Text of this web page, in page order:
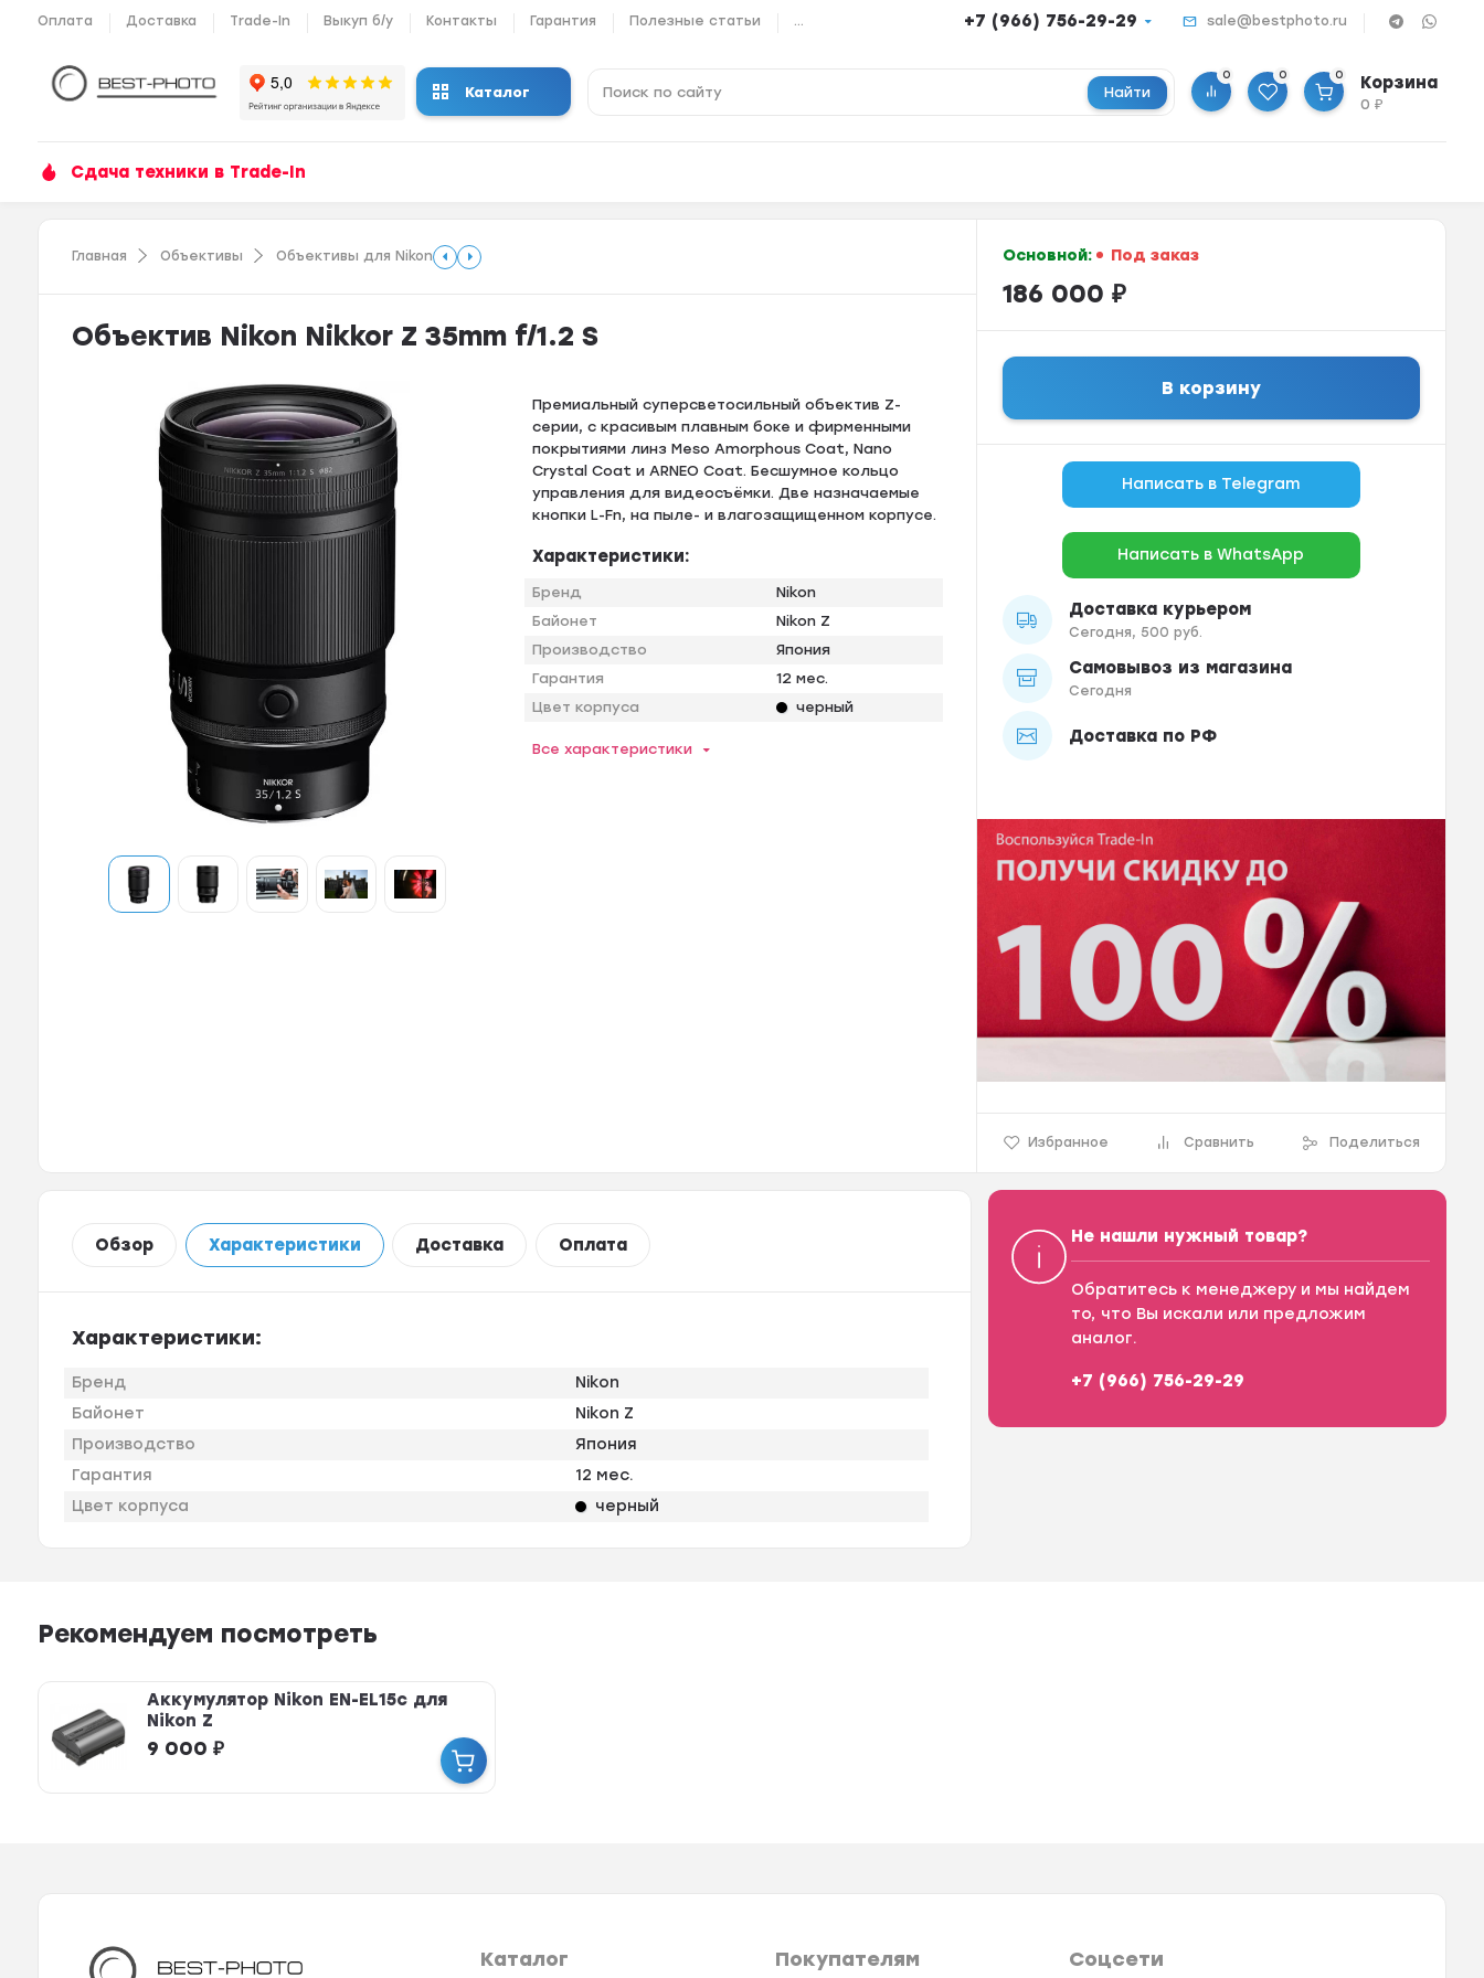
Оплата Доставка Trade-In Выкуп б/у Контакты Гарантия Полезные статьи ... +7 (966) 756-29-29 sale@bestphoto.ru
Каталог Найти
0 0 0 Корзина
0₽
Сдача техники в Trade-In
Главная Объективы Объективы для Nikon
Объектив Nikon Nikkor Z 35mm f/1.2 S
Премиальный суперсветосильный объектив Z-
серии, с красивым плавным боке и фирменными
покрытиями линз Meso Amorphous Coat, Nano
Crystal Coat и ARNEO Coat. Бесшумное кольцо
управления для видеосъёмки. Две назначаемые
кнопки L-Fn, на пыле- и влагозащищенном корпусе.
Характеристики:
Бренд
Nikon
Байонет
Nikon Z
Производство
Япония
Гарантия
12 мес.
Цвет корпуса
черный
Все характеристики
Основной: Под заказ
186 000 ₽
В корзину
Написать в Telegram
Написать в WhatsApp
Доставка курьером
Сегодня, 500 руб.
Самовывоз из магазина
Сегодня
Доставка по РФ
Избранное Сравнить Поделиться
Обзор Характеристики Доставка Оплата
Характеристики:
Бренд
Nikon
Байонет
Nikon Z
Производство
Япония
Гарантия
12 мес.
Цвет корпуса
черный
Не нашли нужный товар?
Обратитесь к менеджеру и мы найдем
то, что Вы искали или предложим
аналог.
+7 (966) 756-29-29
Рекомендуем посмотреть
Аккумулятор Nikon EN-EL15c для
Nikon Z
9 000 ₽
Каталог Покупателям Соцсети